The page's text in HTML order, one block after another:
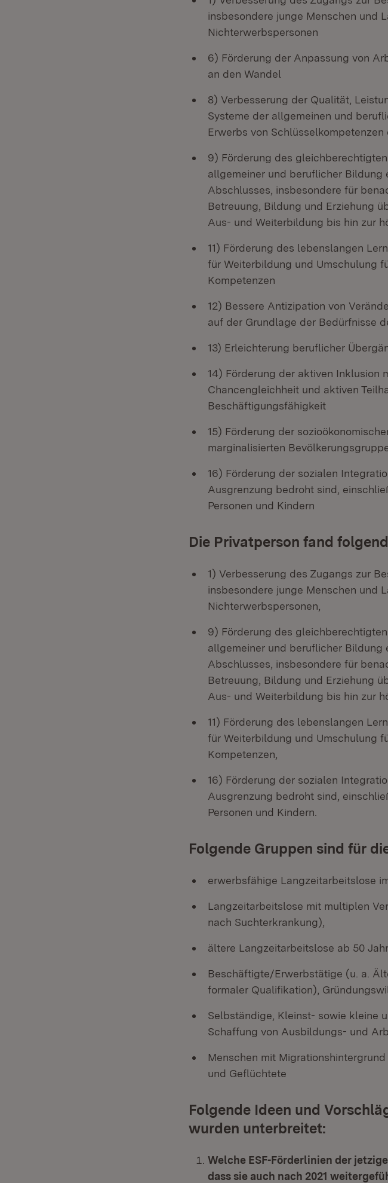
insbesondere junge Menschen und
Nichterwerbspersonen
6) Förderung der Anpassung von
an den Wandel
8) Verbesserung der Qualität,
Systeme der allgemeinen und
Erwerbs von
9) Förderung des
allgemeiner und beruflicher
Abschlusses, insbesondere für
Betreuung, Bildung und Erziehung
Aus- und Weiterbildung bis hin zur
11) Förderung des lebenslangen
für Weiterbildung und Umschulung
Kompetenzen
12) Bessere Antizipation von
auf der Grundlage der Bedürfnisse
13) Erleichterung beruflicher
14) Förderung der aktiven Inklusion
Chancengleichheit und aktiven
Beschäftigungsfähigkeit
15) Förderung der
marginalisierten
16) Förderung der sozialen
Ausgrenzung bedroht sind,
Personen und Kindern
Die Privatperson fand
1) Verbesserung des Zugangs zur
insbesondere junge Menschen und
Nichterwerbspersonen,
9) Förderung des
allgemeiner und beruflicher
Abschlusses, insbesondere für
Betreuung, Bildung und Erziehung
Aus- und Weiterbildung bis hin zur
11) Förderung des lebenslangen
für Weiterbildung und Umschulung
Kompetenzen,
16) Förderung der sozialen
Ausgrenzung bedroht sind,
Personen und Kindern.
Folgende Gruppen sind für
erwerbsfähige Langzeitarbeitslose
Langzeitarbeitslose mit multiplen
nach Suchterkrankung),
ältere Langzeitarbeitslose ab 50
Beschäftigte/Erwerbstätige (u. a.
formaler Qualifikation),
Selbständige, Kleinst- sowie kleine
Schaffung von Ausbildungs- und
Menschen mit
und Geflüchtete
Folgende Ideen und
wurden unterbreitet:
Welche ESF-Förderlinien der
dass sie auch nach 2021